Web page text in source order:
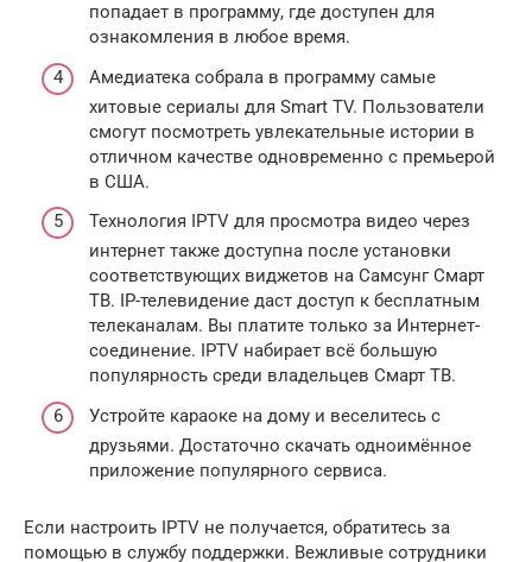
попадает в программу, где доступен для
ознакомления в любое время.
Амедиатека собрала в программу самые
хитовые сериалы для Smart TV. Пользователи
смогут посмотреть увлекательные истории в
отличном качестве одновременно с премьерой
в США.
Технология IPTV для просмотра видео через
интернет также доступна после установки
соответствующих виджетов на Самсунг Смарт
ТВ. IP-телевидение даст доступ к бесплатным
телеканалам. Вы платите только за Интернет-
соединение. IPTV набирает всё большую
популярность среди владельцев Смарт ТВ.
Устройте караоке на дому и веселитесь с
друзьями. Достаточно скачать одноимённое
приложение популярного сервиса.
Если настроить IPTV не получается, обратитесь за
помощью в службу поддержки. Вежливые сотрудники